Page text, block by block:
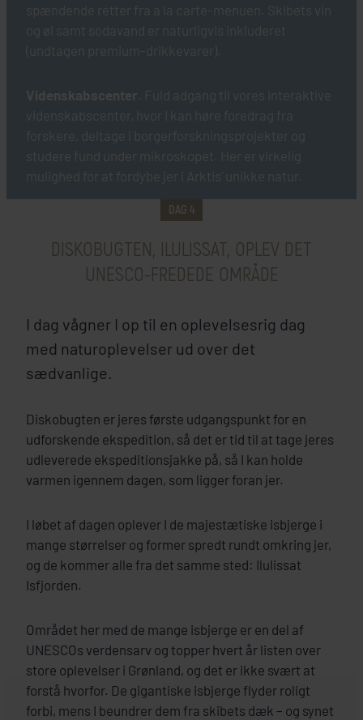
spændende retter fra a la carte-menuen. Skibets vin
og øl samt sodavand er naturligvis inkluderet
(undtagen premium-drikkevarer).
Videnskabscenter . Fuld adgang til vores interaktive
videnskabscenter, hvor I kan høre foredrag fra
forskere, deltage i borgerforskningsprojekter og
studere fund under mikroskopet. Her er virkelig
mulighed for at fordybe jer i Arktis’ unikke natur.
DAG 4
DISKOBUGTEN, ILULISSAT, OPLEV DET
UNESCO-FREDEDE OMRÅDE
I dag vågner I op til en oplevelsesrig dag
med naturoplevelser ud over det
sædvanlige.
Diskobugten er jeres første udgangspunkt for en
udforskende ekspedition, så det er tid til at tage jeres
udleverede ekspeditionsjakke på, så I kan holde
varmen igennem dagen, som ligger foran jer.
I løbet af dagen oplever I de majestætiske isbjerge i
mange størrelser og former spredt rundt omkring jer,
og de kommer alle fra det samme sted: Ilulissat
Isfjorden.
Området her med de mange isbjerge er en del af
UNESCOs verdensarv og topper hvert år listen over
store oplevelser i Grønland, og det er ikke svært at
forstå hvorfor. De gigantiske isbjerge flyder roligt
forbi, mens I beundrer dem fra skibets dæk – og synet